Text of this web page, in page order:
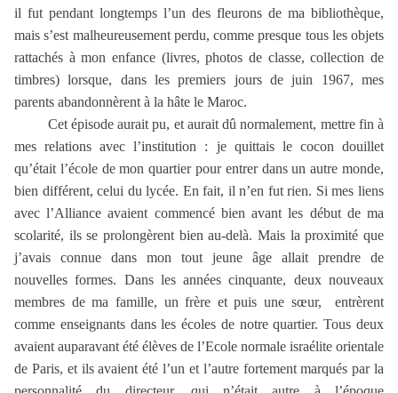
il fut pendant longtemps l’un des fleurons de ma bibliothèque,
mais s’est malheureusement perdu, comme presque tous les objets
rattachés à mon enfance (livres, photos de classe, collection de
timbres) lorsque, dans les premiers jours de juin 1967, mes
parents abandonnèrent à la hâte le Maroc.
Cet épisode aurait pu, et aurait dû normalement, mettre fin à
mes relations avec l’institution : je quittais le cocon douillet
qu’était l’école de mon quartier pour entrer dans un autre monde,
bien différent, celui du lycée. En fait, il n’en fut rien. Si mes liens
avec l’Alliance avaient commencé bien avant les début de ma
scolarité, ils se prolongèrent bien au-delà. Mais la proximité que
j’avais connue dans mon tout jeune âge allait prendre de
nouvelles formes. Dans les années cinquante, deux nouveaux
membres de ma famille, un frère et puis une sœur,
entrèrent
comme enseignants dans les écoles de notre quartier. Tous deux
avaient auparavant été élèves de l’Ecole normale israélite orientale
de Paris, et ils avaient été l’un et l’autre fortement marqués par la